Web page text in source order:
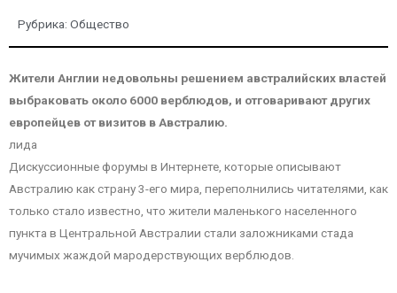
Рубрика: Общество
Жители Англии недовольны решением австралийских властей
выбраковать около 6000 верблюдов, и отговаривают других
европейцев от визитов в Австралию.
лида
Дискуссионные форумы в Интернете, которые описывают
Австралию как страну 3-его мира, переполнились читателями, как
только стало известно, что жители маленького населенного
пункта в Центральной Австралии стали заложниками стада
мучимых жаждой мародерствующих верблюдов.